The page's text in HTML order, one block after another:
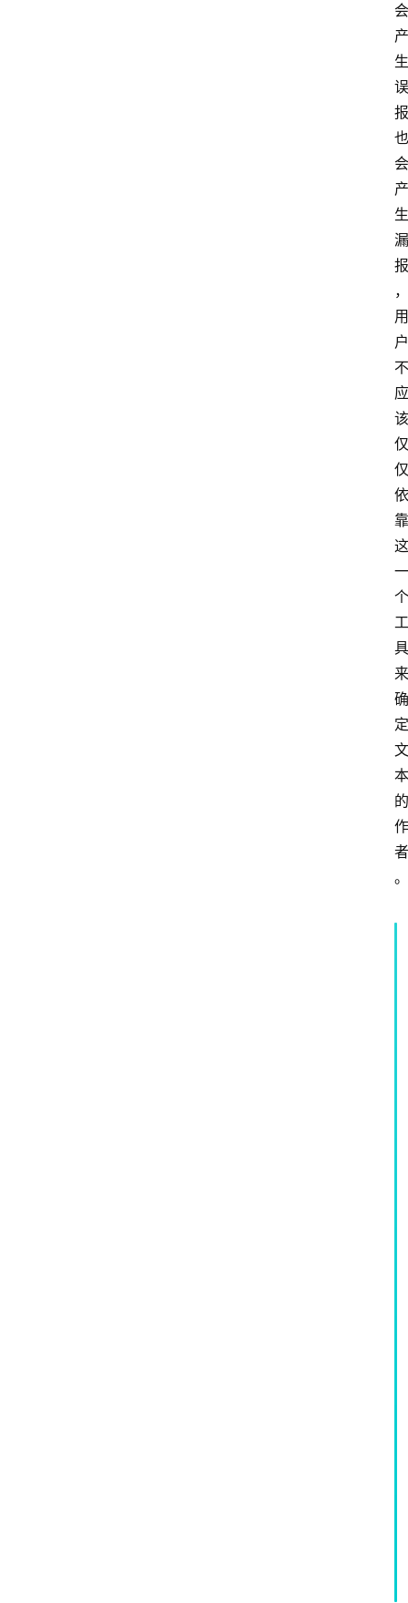
会
产
生
误
报
也
会
产
生
漏
报
，
用
户
不
应
该
仅
仅
依
靠
这
一
个
工
具
来
确
定
文
本
的
作
者
。